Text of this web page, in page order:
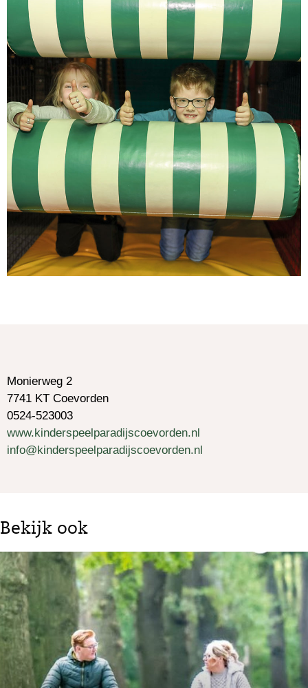
Monierweg 2
7741 KT Coevorden
0524-523003
www.kinderspeelparadijscoevorden.nl
info@kinderspeelparadijscoevorden.nl
Bekijk ook